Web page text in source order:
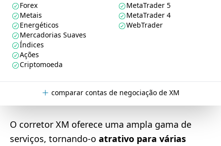
Forex
Metais
Energéticos
Mercadorias Suaves
Índices
Ações
Criptomoeda
MetaTrader 5
MetaTrader 4
WebTrader
comparar contas de negociação de XM
O corretor XM oferece uma ampla gama de
serviços, tornando-o atrativo para várias